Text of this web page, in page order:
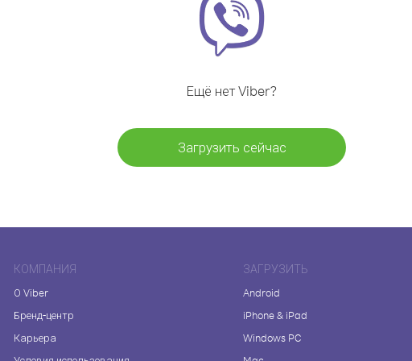
Ещё нет Viber?
Загрузить сейчас
КОМПАНИЯ
О Viber
Бренд-центр
Карьера
ЗАГРУЗИТЬ
Android
iPhone & iPad
Windows PC